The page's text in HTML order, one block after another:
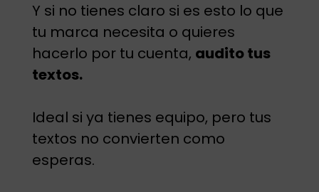
Y si no tienes claro si es esto lo que
tu marca necesita o quieres
hacerlo por tu cuenta, audito tus
textos.
Ideal si ya tienes equipo, pero tus
textos no convierten como
esperas.